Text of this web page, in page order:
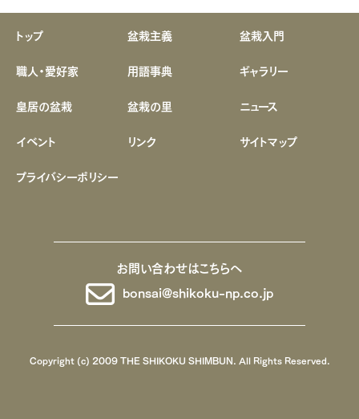
トップ 盆栽主義
盆栽入門
職人・愛好家
用語事典
ギャラリー
皇居の盆栽
盆栽の里
ニュース
イベント
リンク
サイトマップ
プライバシーポリシー
お問い合わせはこちらへ
bonsai@shikoku-np.co.jp
Copyright (c) 2009 THE SHIKOKU SHIMBUN. All Rights Reserved.